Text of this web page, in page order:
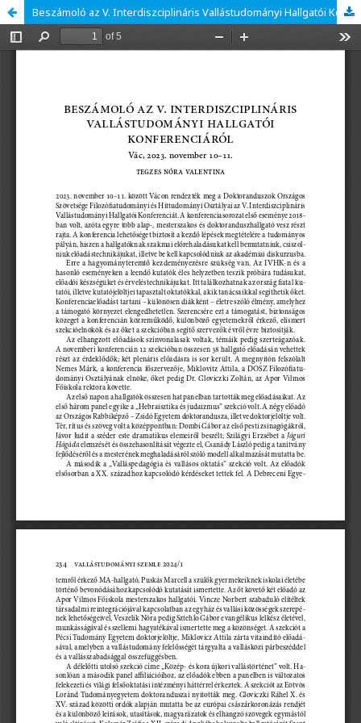
Beszámoló az V. Interdiszciplináris Vallástudományi Hallgatói Konferenciáról, Vác, 2023. november 10–11.